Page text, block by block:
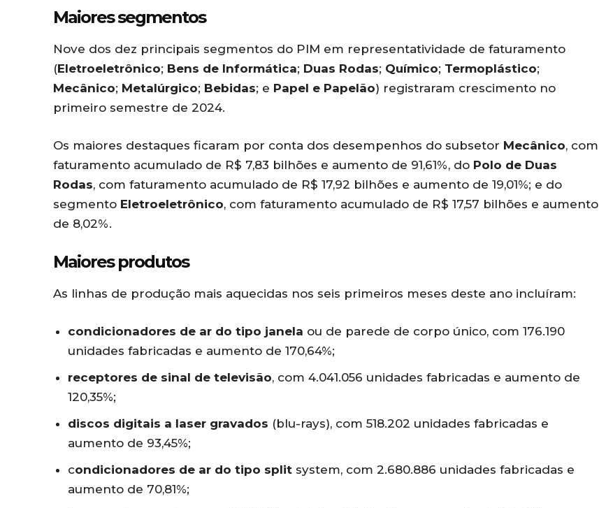
Maiores segmentos
Nove dos dez principais segmentos do PIM em representatividade de faturamento
(Eletroeletrônico; Bens de Informática; Duas Rodas; Químico; Termoplástico;
Mecânico; Metalúrgico; Bebidas; e Papel e Papelão) registraram crescimento no
primeiro semestre de 2024.
Os maiores destaques ficaram por conta dos desempenhos do subsetor Mecânico, com
faturamento acumulado de R$ 7,83 bilhões e aumento de 91,61%, do Polo de Duas
Rodas, com faturamento acumulado de R$ 17,92 bilhões e aumento de 19,01%; e do
segmento Eletroeletrônico, com faturamento acumulado de R$ 17,57 bilhões e aumento
de 8,02%.
Maiores produtos
As linhas de produção mais aquecidas nos seis primeiros meses deste ano incluíram:
condicionadores de ar do tipo janela ou de parede de corpo único, com 176.190
unidades fabricadas e aumento de 170,64%;
receptores de sinal de televisão, com 4.041.056 unidades fabricadas e aumento de
120,35%;
discos digitais a laser gravados (blu-rays), com 518.202 unidades fabricadas e
aumento de 93,45%;
condicionadores de ar do tipo split system, com 2.680.886 unidades fabricadas e
aumento de 70,81%;